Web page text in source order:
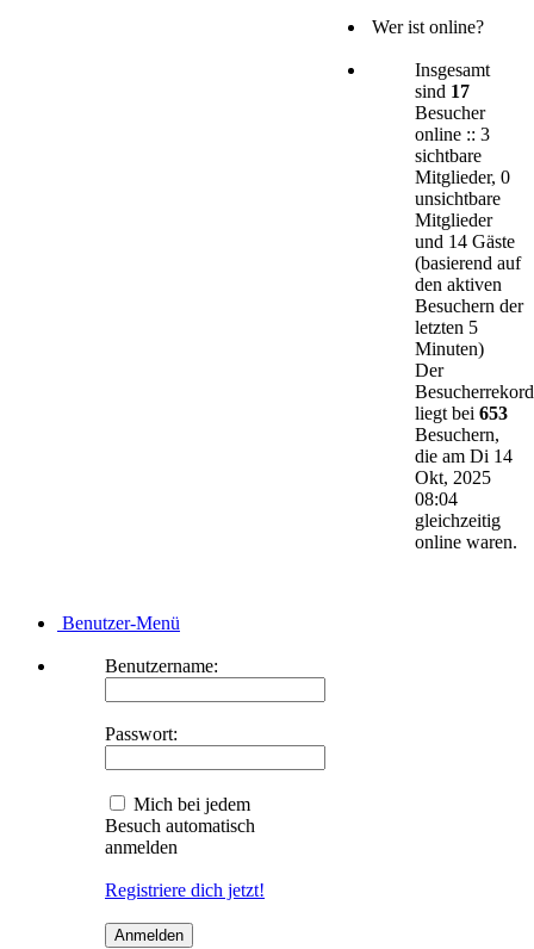
Wer ist online?
Insgesamt
sind 17
Besucher
online :: 3
sichtbare
Mitglieder, 0
unsichtbare
Mitglieder
und 14 Gäste
(basierend auf
den aktiven
Besuchern der
letzten 5
Minuten)
Der
Besucherrekord
liegt bei 653
Besuchern,
die am Di 14
Okt, 2025
08:04
gleichzeitig
online waren.
Benutzer-Menü
Benutzername:
Passwort:
Mich bei jedem
Besuch automatisch
anmelden
Registriere dich jetzt!